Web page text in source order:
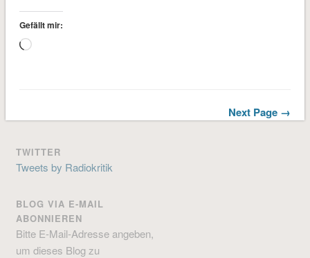
Gefällt mir:
Wird
Next Page →
TWITTER
Tweets by Radiokritik
BLOG VIA E-MAIL
ABONNIEREN
Bitte E-Mail-Adresse angeben,
um dieses Blog zu